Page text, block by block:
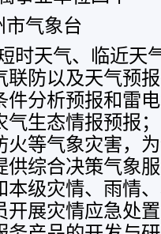
市气象台
时天气、临近天
联防以及天气预
件分析预报和雷
气生态情报预报
火等气象灾害，
供综合决策气象
本级灾情、雨情
开展灾情应急处